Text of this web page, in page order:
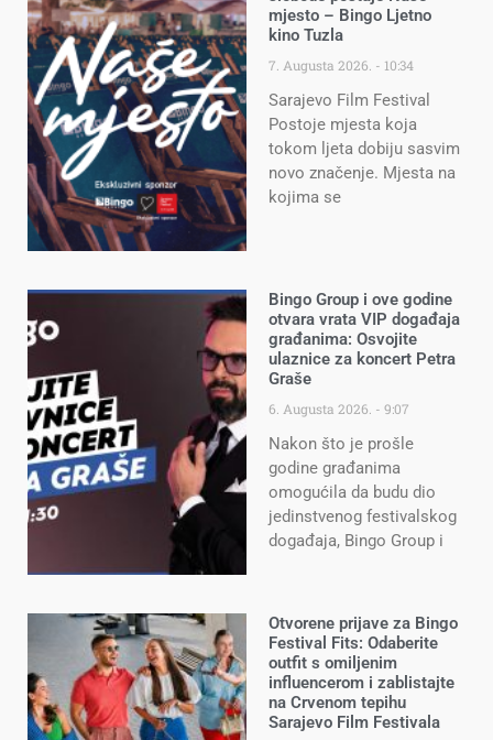
mjesto – Bingo Ljetno
kino Tuzla
7. Augusta 2026. 10:34
Sarajevo Film Festival
Postoje mjesta koja
tokom ljeta dobiju sasvim
novo značenje. Mjesta na
kojima se
Bingo Group i ove godine
otvara vrata VIP događaja
građanima: Osvojite
ulaznice za koncert Petra
Graše
6. Augusta 2026. 9:07
Nakon što je prošle
godine građanima
omogućila da budu dio
jedinstvenog festivalskog
događaja, Bingo Group i
Otvorene prijave za Bingo
Festival Fits: Odaberite
outfit s omiljenim
influencerom i zablistajte
na Crvenom tepihu
Sarajevo Film Festivala